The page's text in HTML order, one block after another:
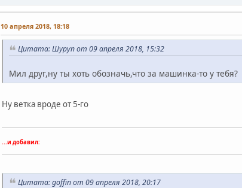
10 апреля 2018, 18:18
Цитата: Шуруп от 09 апреля 2018, 15:32
Мил друг,ну ты хоть обозначь,что за машинка-то у тебя?
Ну ветка вроде от 5-го
...и добавил:
Цитата: goffin от 09 апреля 2018, 20:17